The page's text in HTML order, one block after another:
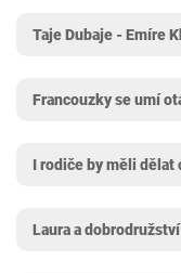
Taje Dubaje - Emíre
Francouzky se umí
I rodiče by měli dělat
Laura a